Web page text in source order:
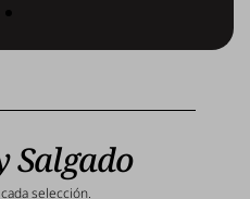
Salgado
selección.